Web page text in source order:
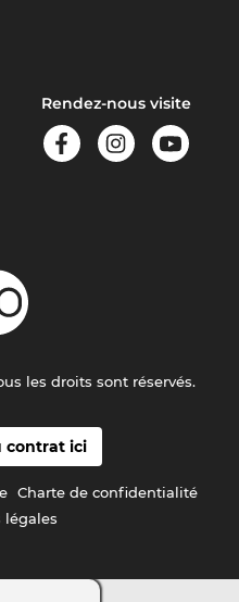
Rendez-nous visite
contrat ici
Charte de confidentialité
légales
les droits sont réservés.